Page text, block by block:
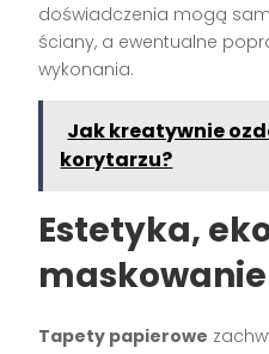
doświadczenia mogą
ściany, a ewentualne
wykonania.
Jak kreatywnie
korytarzu?
Estetyka,
Tapety papierowe